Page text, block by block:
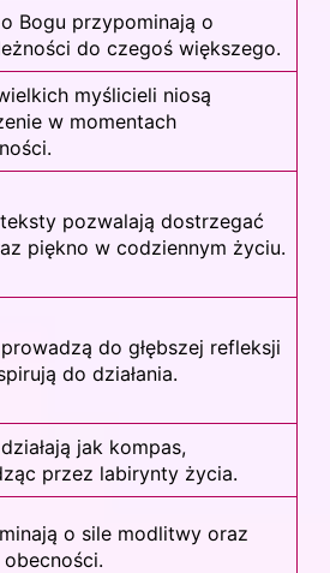
Bogu przypominają o
do czegoś większego.
myślicieli niosą
w momentach
pozwalają dostrzegać
piękno w codziennym życiu.
do głębszej refleksji
do działania.
jak kompas,
przez labirynty życia.
o sile modlitwy oraz
obecności.